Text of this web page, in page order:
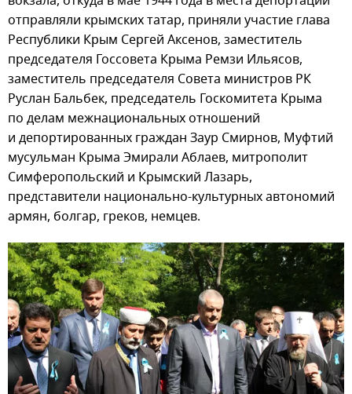
отправляли крымских татар, приняли участие глава
Республики Крым Сергей Аксенов, заместитель
председателя Госсовета Крыма Ремзи Ильясов,
заместитель председателя Совета министров РК
Руслан Бальбек, председатель Госкомитета Крыма
по делам межнациональных отношений
и депортированных граждан Заур Смирнов, Муфтий
мусульман Крыма Эмирали Аблаев, митрополит
Симферопольский и Крымский Лазарь,
представители национально-культурных автономий
армян, болгар, греков, немцев.